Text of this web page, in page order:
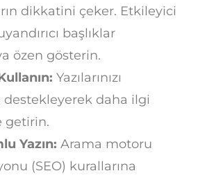
dikkatini çeker. Etkileyici
başlıklar
özen gösterin.
Yazılarınızı
destekleyerek daha ilgi
getirin.
Yazın: Arama motoru
(SEO) kurallarına